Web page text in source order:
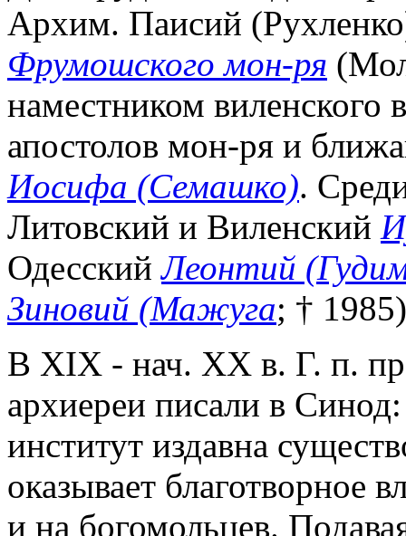
Архим. Паисий
Фрумошского мон-ря
наместником виленского
апостолов мон-ря и
Иосифа (Семашко).
Литовский и Виленский
ОдесскийЛеонтий
Зиновий (Мажуга; †
В XIX - нач. XX в. Г. п.
архиереи писали в
институт издавна
оказывает благотворное
и на богомольцев.